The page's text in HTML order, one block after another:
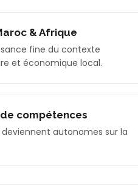
& Afrique
fine du contexte
et économique local.
compétences
deviennent autonomes sur la